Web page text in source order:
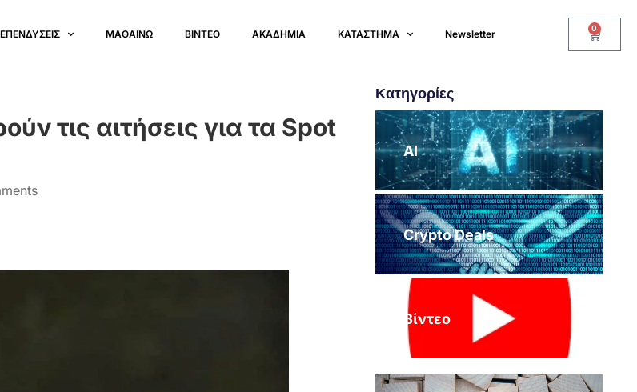
ΕΠΕΝΔΥΣΕΙΣ ΜΑΘΑΙΝΩ ΒΙΝΤΕΟ ΑΚΑΔΗΜΙΑ ΚΑΤΑΣΤΗΜΑ Newsletter 0
τις αιτήσεις για τα Spot
Κατηγορίες
AI
Crypto Deals
Βίντεο